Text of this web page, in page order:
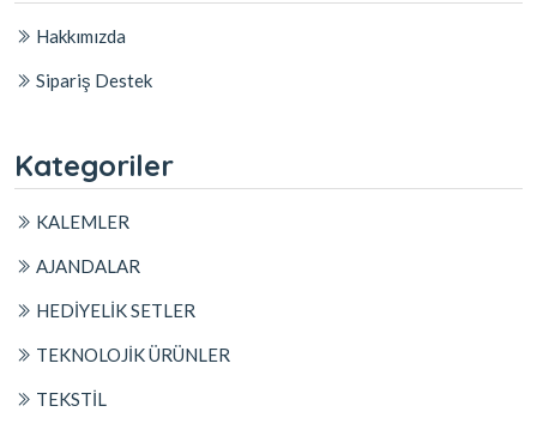
Hakkımızda
Sipariş Destek
Kategoriler
KALEMLER
AJANDALAR
HEDİYELİK SETLER
TEKNOLOJİK ÜRÜNLER
TEKSTİL